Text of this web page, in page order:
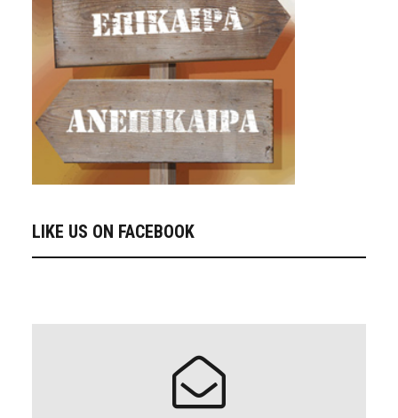
LIKE US ON FACEBOOK